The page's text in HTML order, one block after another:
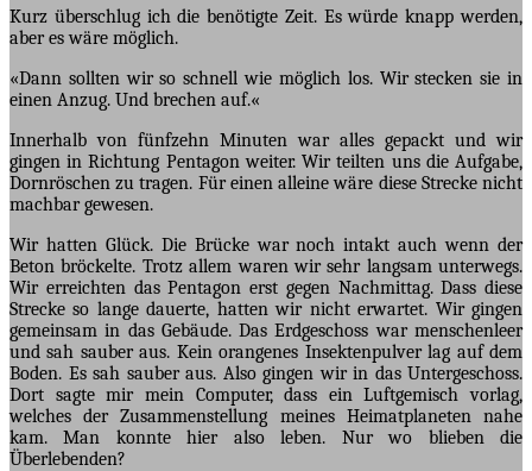
Kurz überschlug ich die benötigte Zeit. Es würde knapp werden,
aber es wäre möglich.
«Dann sollten wir so schnell wie möglich los. Wir stecken sie in
einen Anzug. Und brechen auf.«
Innerhalb von fünfzehn Minuten war alles gepackt und wir
gingen in Richtung Pentagon weiter. Wir teilten uns die Aufgabe,
Dornröschen zu tragen. Für einen alleine wäre diese Strecke nicht
machbar gewesen.
Wir hatten Glück. Die Brücke war noch intakt auch wenn der
Beton bröckelte. Trotz allem waren wir sehr langsam unterwegs.
Wir erreichten das Pentagon erst gegen Nachmittag. Dass diese
Strecke so lange dauerte, hatten wir nicht erwartet. Wir gingen
gemeinsam in das Gebäude. Das Erdgeschoss war menschenleer
und sah sauber aus. Kein orangenes Insektenpulver lag auf dem
Boden. Es sah sauber aus. Also gingen wir in das Untergeschoss.
Dort sagte mir mein Computer, dass ein Luftgemisch vorlag,
welches der Zusammenstellung meines Heimatplaneten nahe
kam. Man konnte hier also leben. Nur wo blieben die
Überlebenden?